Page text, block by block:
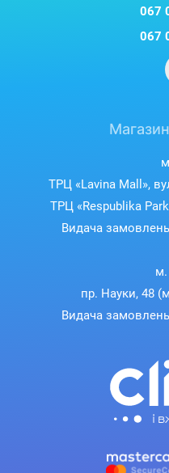
067
067
ТРЦ «Lavina Mall»,
ТРЦ «Respublika
Видача
м.
пр. Науки, 48
Видача